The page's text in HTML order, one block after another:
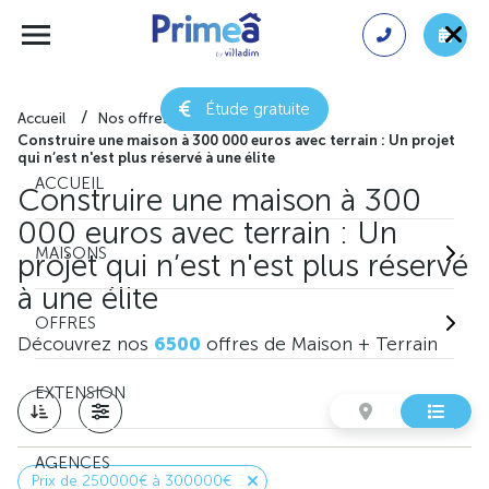
Étude gratuite
ACCUEIL
MAISONS
OFFRES
EXTENSION
AGENCES
Accueil
Nos offres de maison + terrain
Construire une maison à 300 000 euros avec terrain : Un projet
qui n’est n'est plus réservé à une élite
Construire une maison à 300
000 euros avec terrain : Un
projet qui n’est n'est plus réservé
à une élite
Découvrez nos 6500 offres de Maison + Terrain
Prix de 250000€ à 300000€